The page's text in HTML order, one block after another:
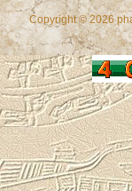
Copyright © 2026